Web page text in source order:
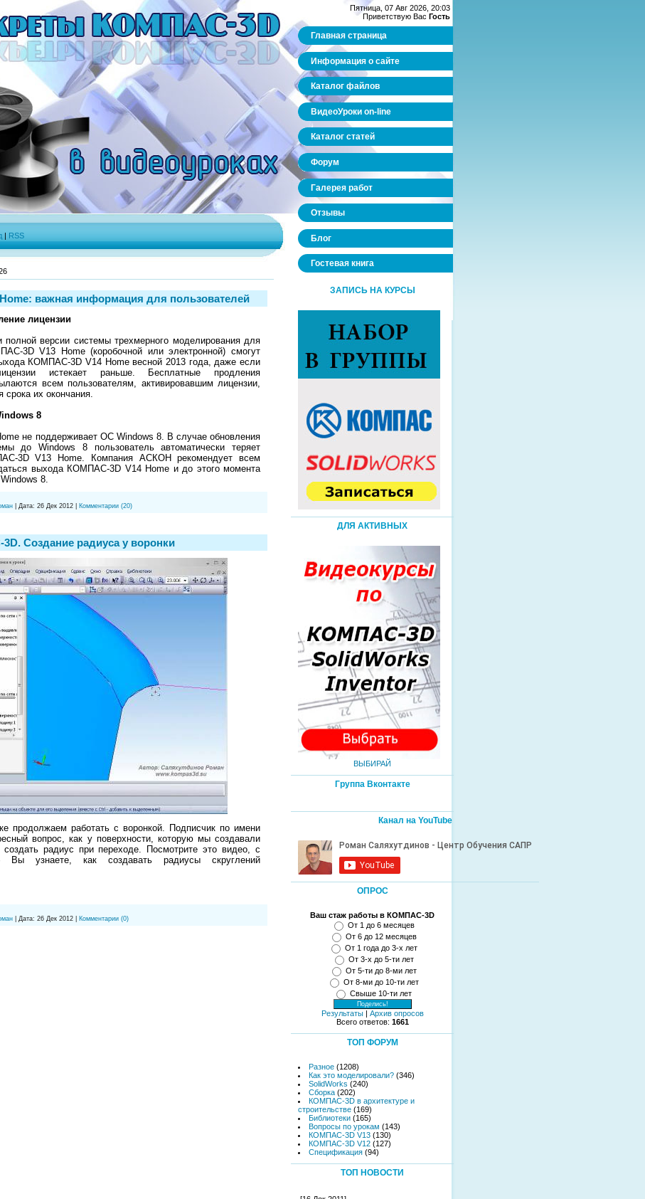
| RSS
важная информация для пользователей
лицензии
версии системы трехмерного моделирования для
3D V13 Home (коробочной или электронной) смогут
КОМПАС-3D V14 Home весной 2013 года, даже если
истекает раньше. Бесплатные продления
всем пользователям, активировавшим лицензии,
их окончания.
8
не поддерживает ОС Windows 8. В случае обновления
до Windows 8 пользователь автоматически теряет
3D V13 Home. Компания АСКОН рекомендует всем
выхода КОМПАС-3D V14 Home и до этого момента
8.
Дата: 26 Дек 2012 Комментарии (20)
Создание радиуса у воронки
продолжаем работать с воронкой. Подписчик по имени
вопрос, как у поверхности, которую мы создавали
создать радиус при переходе. Посмотрите это видео, с
Вы узнаете, как создавать радиусы скруглений
Дата: 26 Дек 2012 Комментарии (0)
Пятница, 07 Авг 2026, 20:03
Приветствую Вас Гость
Главная страница
Информация о сайте
Каталог файлов
ВидеоУроки on-line
Каталог статей
Форум
Галерея работ
Отзывы
Блог
Гостевая книга
ЗАПИСЬ НА КУРСЫ
ДЛЯ АКТИВНЫХ
ВЫБИРАЙ
Группа Вконтакте
Канал на YouTube
ОПРОС
Ваш стаж работы в КОМПАС-3D
От 1 до 6 месяцев
От 6 до 12 месяцев
От 1 года до 3-х лет
От 3-х до 5-ти лет
От 5-ти до 8-ми лет
От 8-ми до 10-ти лет
Свыше 10-ти лет
Результаты| Архив опросов
Всего ответов: 1661
ТОП ФОРУМ
Разное (1208)
Как это моделировали? (346)
SolidWorks (240)
Сборка (202)
КОМПАС-3D в архитектуре и
строительстве (169)
Библиотеки (165)
Вопросы по урокам (143)
КОМПАС-3D V13 (130)
КОМПАС-3D V12 (127)
Спецификация (94)
ТОП НОВОСТИ